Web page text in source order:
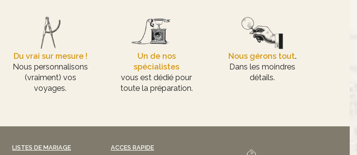
Du vrai sur mesure !
Nous personnalisons
(vraiment) vos
voyages.
Un de nos
spécialistes
vous est dédié pour
toute la préparation.
Nous gérons tout.
Dans les moindres
détails.
LISTES DE MARIAGE
ACCES RAPIDE